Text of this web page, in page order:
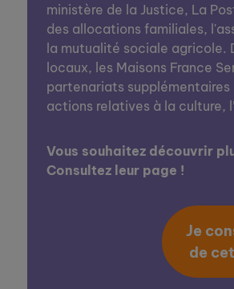
ministère de la Justice, La
des allocations familiales,
la mutualité sociale agricole.
locaux, les Maisons France
partenariats
actions relatives à la culture,
Vous souhaitez découvrir
Consultez leur page !
Je
de